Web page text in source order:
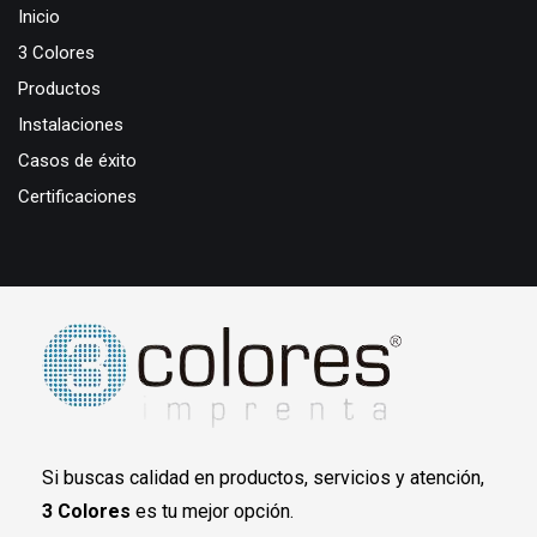
Inicio
3 Colores
Productos
Instalaciones
Casos de éxito
Certificaciones
Si buscas calidad en productos, servicios y atención,
3 Colores es tu mejor opción.